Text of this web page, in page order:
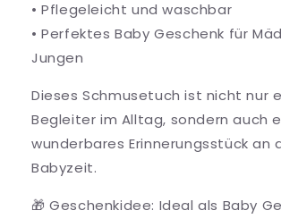
• Pflegeleicht und waschbar
• Perfektes Baby Geschenk für
Jungen
Dieses Schmusetuch ist nicht nur
Begleiter im Alltag, sondern auch
wunderbares Erinnerungsstück an
Babyzeit.
🎁 Geschenkidee: Ideal als Baby